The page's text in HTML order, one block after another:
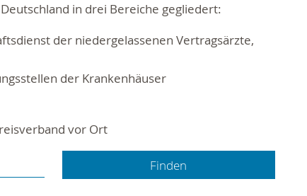
in drei Bereiche gegliedert:
der niedergelassenen Vertragsärzte,
der Krankenhäuser
vor Ort